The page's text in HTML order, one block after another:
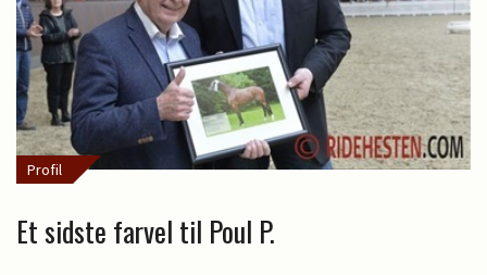
Profil
Et sidste farvel til Poul P.